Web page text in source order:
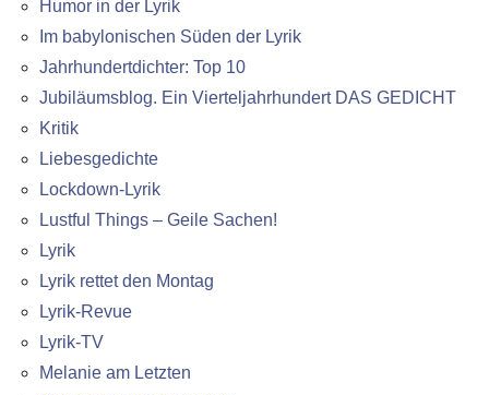
Humor in der Lyrik
Im babylonischen Süden der Lyrik
Jahrhundertdichter: Top 10
Jubiläumsblog. Ein Vierteljahrhundert DAS GEDICHT
Kritik
Liebesgedichte
Lockdown-Lyrik
Lustful Things – Geile Sachen!
Lyrik
Lyrik rettet den Montag
Lyrik-Revue
Lyrik-TV
Melanie am Letzten